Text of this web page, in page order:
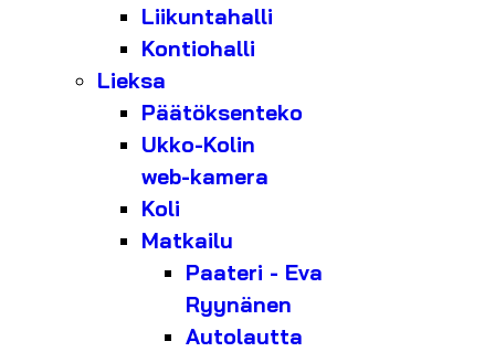
Liikuntahalli
Kontiohalli
Lieksa
Päätöksenteko
Ukko-Kolin
web-kamera
Koli
Matkailu
Paateri - Eva
Ryynänen
Autolautta